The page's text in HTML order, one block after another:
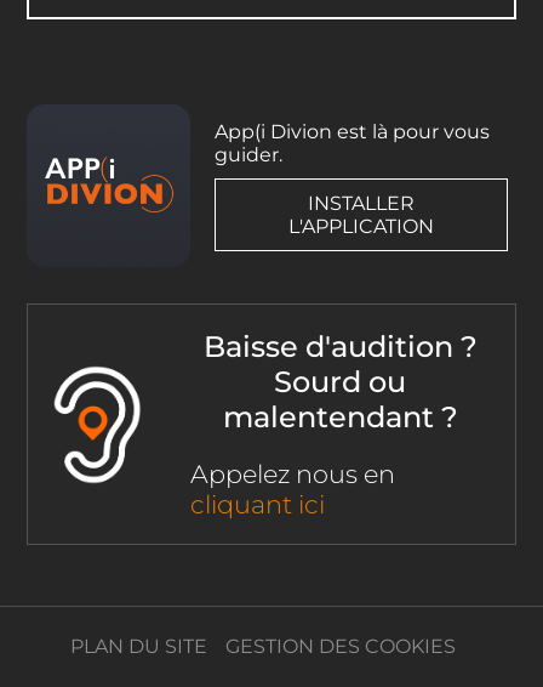
App(i Divion est là pour vous
guider.
INSTALLER
L'APPLICATION
Baisse d'audition ?
Sourd ou
malentendant ?
Appelez nous en
cliquant ici
PLAN DU SITE GESTION DES COOKIES